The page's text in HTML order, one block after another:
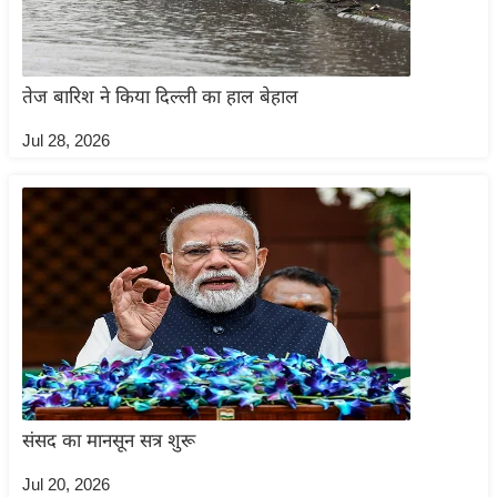
इ
म
ई
पे
र
मि
सा
ल
बे
मि
सा
ल
श
तेज बारिश ने किया दिल्ली का हाल बेहाल
Jul 28, 2026
संसद का मानसून सत्र शुरू
Jul 20, 2026